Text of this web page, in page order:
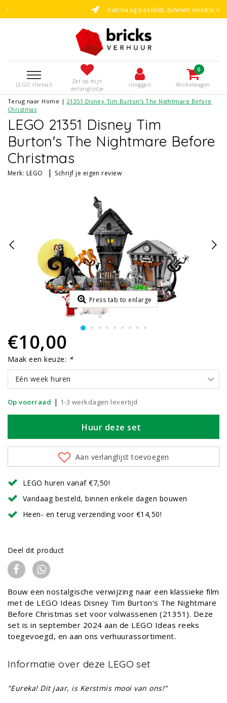
Vandaag besteld, binnen enkele dagen bouwen!
LEGO thema's
Zet op mijn
verlanglijstje
Inloggen
0
Winkelwagen
Terug naar Home | 21351 Disney Tim Burton's The Nightmare Before
Christmas
LEGO 21351 Disney Tim
Burton's The Nightmare Before
Christmas
Merk: LEGO | Schrijf je eigen review
Press tab to enlarge
€10,00
Maak een keuze: *
Eén week huren
Op voorraad | 1-3 werkdagen levertijd
Huur deze set
Aan verlanglijst toevoegen
LEGO huren vanaf €7,50!
Vandaag besteld, binnen enkele dagen bouwen
Heen- en terug verzending voor €14,50!
Deel dit product
Bouw een nostalgische verwijzing naar een klassieke film
met de LEGO Ideas Disney Tim Burton's The Nightmare
Before Christmas set voor volwassenen (21351). Deze
set is in september 2024 aan de LEGO Ideas reeks
toegevoegd, en aan ons verhuurassortiment.
Informatie over deze LEGO set
"Eureka! Dit jaar, is Kerstmis mooi van ons!"